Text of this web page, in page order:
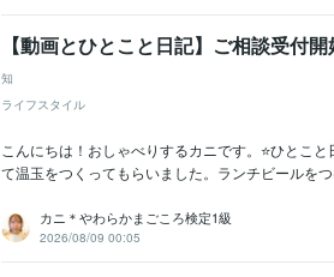
【動画とひとこと日記】ご相談受付
知
ライフスタイル
こんにちは！おしゃべりするカニです。⭐ひとこ
て温玉をつくってもらいました。ランチビールを
カニ＊やわらかまごころ検定1級
2026/08/09 00:05